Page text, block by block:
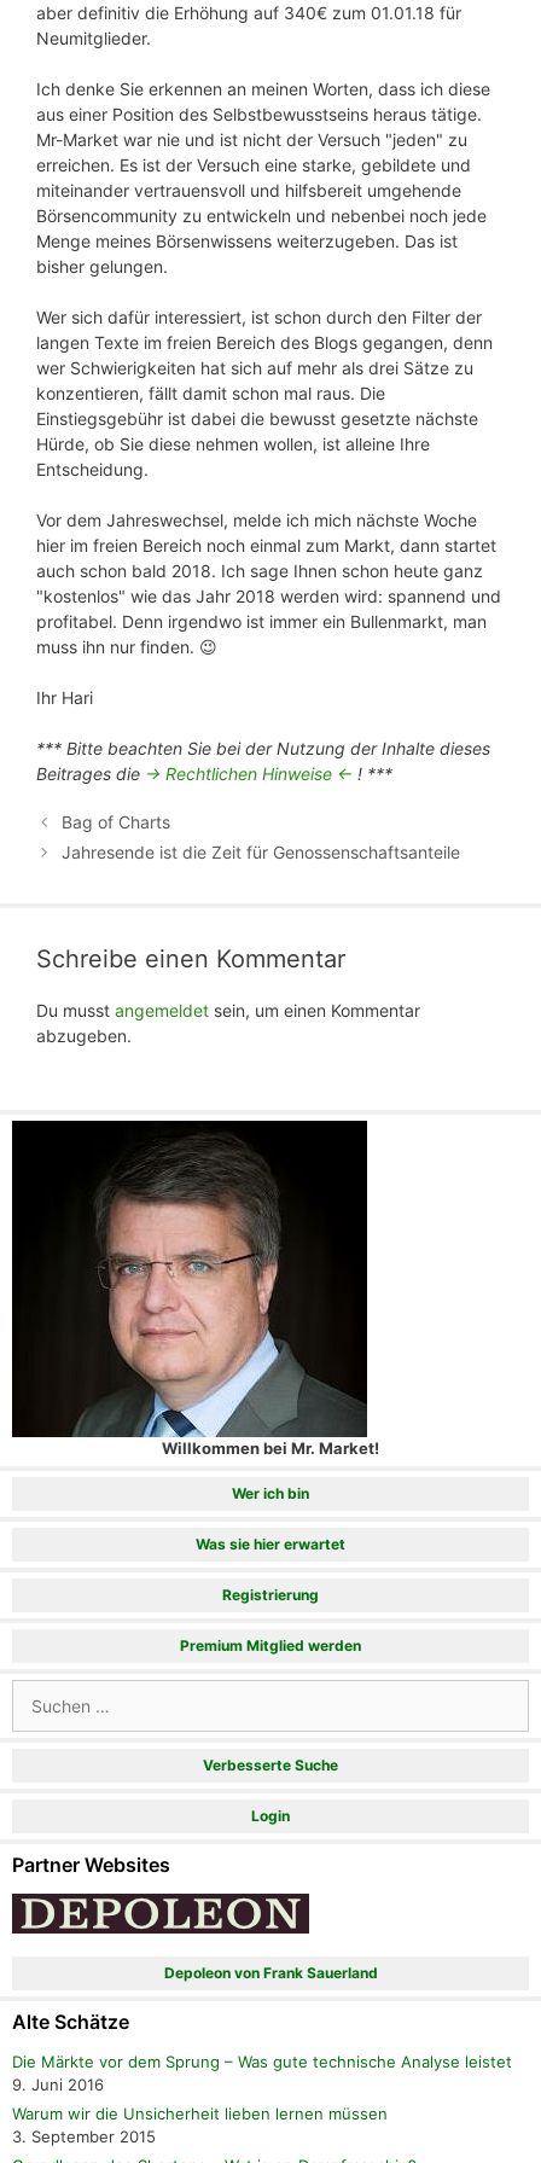
aber definitiv die Erhöhung auf 340€ zum 01.01.18 für
Neumitglieder.
Ich denke Sie erkennen an meinen Worten, dass ich diese
aus einer Position des Selbstbewusstseins heraus tätige.
Mr-Market war nie und ist nicht der Versuch "jeden" zu
erreichen. Es ist der Versuch eine starke, gebildete und
miteinander vertrauensvoll und hilfsbereit umgehende
Börsencommunity zu entwickeln und nebenbei noch jede
Menge meines Börsenwissens weiterzugeben. Das ist
bisher gelungen.
Wer sich dafür interessiert, ist schon durch den Filter der
langen Texte im freien Bereich des Blogs gegangen, denn
wer Schwierigkeiten hat sich auf mehr als drei Sätze zu
konzentieren, fällt damit schon mal raus. Die
Einstiegsgebühr ist dabei die bewusst gesetzte nächste
Hürde, ob Sie diese nehmen wollen, ist alleine Ihre
Entscheidung.
Vor dem Jahreswechsel, melde ich mich nächste Woche
hier im freien Bereich noch einmal zum Markt, dann startet
auch schon bald 2018. Ich sage Ihnen schon heute ganz
"kostenlos" wie das Jahr 2018 werden wird: spannend und
profitabel. Denn irgendwo ist immer ein Bullenmarkt, man
muss ihn nur finden. 😉
Ihr Hari
*** Bitte beachten Sie bei der Nutzung der Inhalte dieses
Beitrages die -> Rechtlichen Hinweise <- ! ***
Bag of Charts
Jahresende ist die Zeit für Genossenschaftsanteile
Schreibe einen Kommentar
Du musst angemeldet sein, um einen Kommentar
abzugeben.
Willkommen bei Mr. Market!
Wer ich bin
Was sie hier erwartet
Registrierung
Premium Mitglied werden
nach:
Verbesserte Suche
Login
Partner Websites
Depoleon von Frank Sauerland
Alte Schätze
Die Märkte vor dem Sprung – Was gute technische Analyse leistet
9. Juni 2016
Warum wir die Unsicherheit lieben lernen müssen
3. September 2015